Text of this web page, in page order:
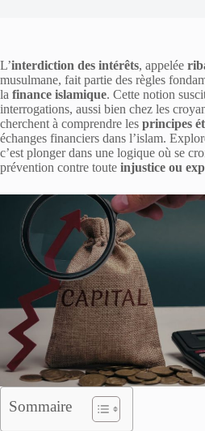
L’interdiction des intérêts, appelée
musulmane, fait partie des règles
la finance islamique. Cette notion
interrogations, aussi bien chez les
cherchent à comprendre les principes
échanges financiers dans l’islam.
c’est plonger dans une logique où se
prévention contre toute injustice ou
Sommaire